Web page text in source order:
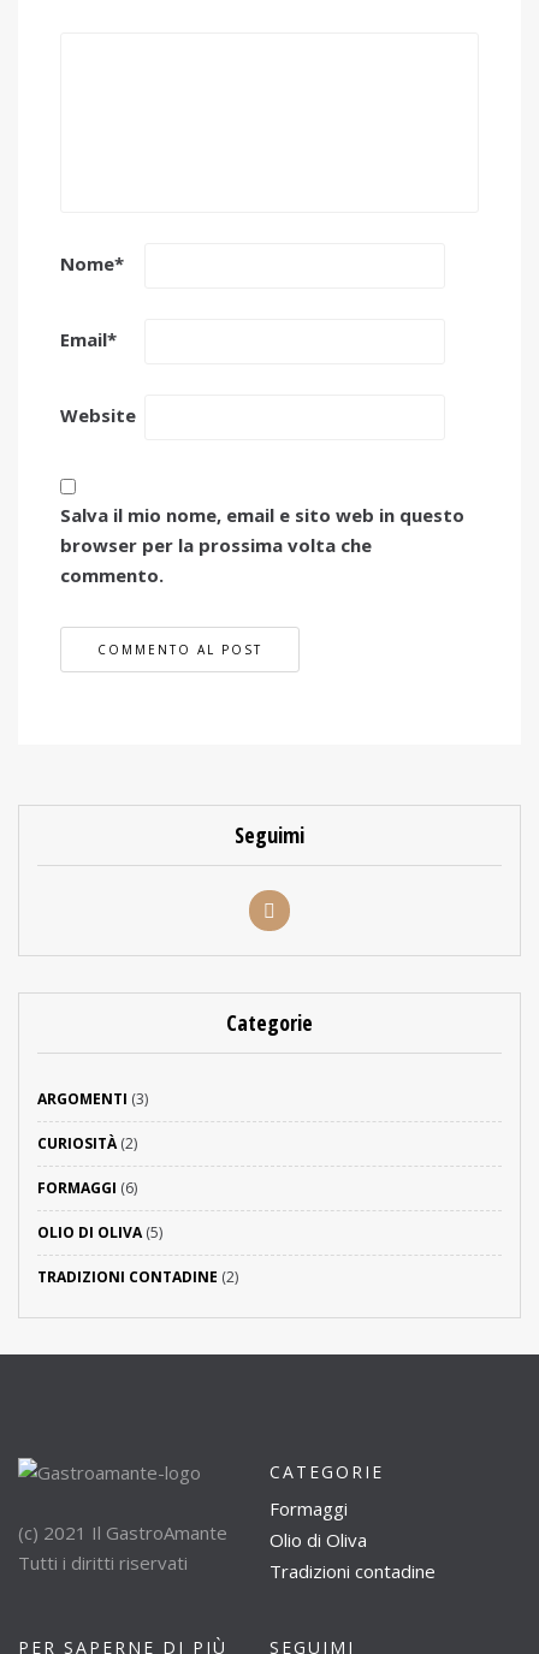
Nome*
Email*
Website
Salva il mio nome, email e sito web in questo
browser per la prossima volta che
commento.
Seguimi
Categorie
ARGOMENTI (3)
CURIOSITÀ(2)
FORMAGGI (6)
OLIO DI OLIVA(5)
TRADIZIONI CONTADINE (2)
(c) 2021 Il GastroAmante
Tutti i diritti riservati
CATEGORIE
Formaggi
Olio di Oliva
Tradizioni contadine
PER SAPERNE DI PIÙ SEGUIMI